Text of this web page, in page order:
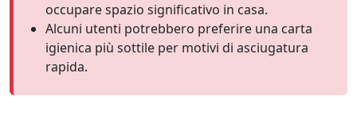
occupare spazio significativo in casa.
Alcuni utenti potrebbero preferire una carta
igienica più sottile per motivi di asciugatura
rapida.